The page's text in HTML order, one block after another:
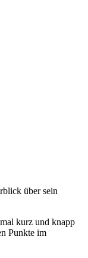
über sein
kurz und knapp
Punkte im